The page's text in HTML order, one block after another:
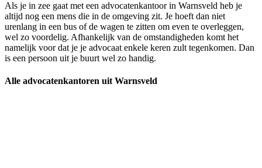
Als je in zee gaat met een advocatenkantoor in Warnsveld heb je
altijd nog een mens die in de omgeving zit. Je hoeft dan niet
urenlang in een bus of de wagen te zitten om even te overleggen,
wel zo voordelig. Afhankelijk van de omstandigheden komt het
namelijk voor dat je je advocaat enkele keren zult tegenkomen. Dan
is een persoon uit je buurt wel zo handig.
Alle advocatenkantoren uit Warnsveld